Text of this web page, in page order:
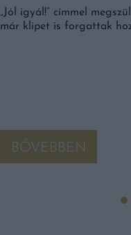
„Jól igyál!” címmel
már klipet is forgattak
BŐVEBBEN